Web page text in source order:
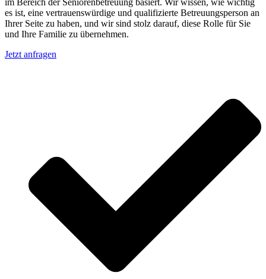
es ist, eine vertrauenswürdige und qualifizierte Betreuungsperson an
Ihrer Seite zu haben, und wir sind stolz darauf, diese Rolle für Sie
und Ihre Familie zu übernehmen.
Jetzt anfragen